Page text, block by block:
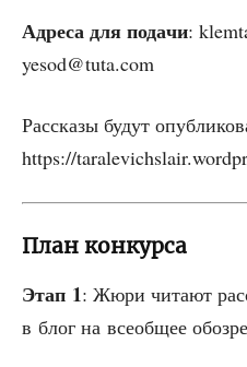
Адре­са для пода­чи:
yesod@tuta.com
Рас­ска­зы будут
https://
План конкурса
Этап 1: Жюри чита­ют
в блог на все­об­щее